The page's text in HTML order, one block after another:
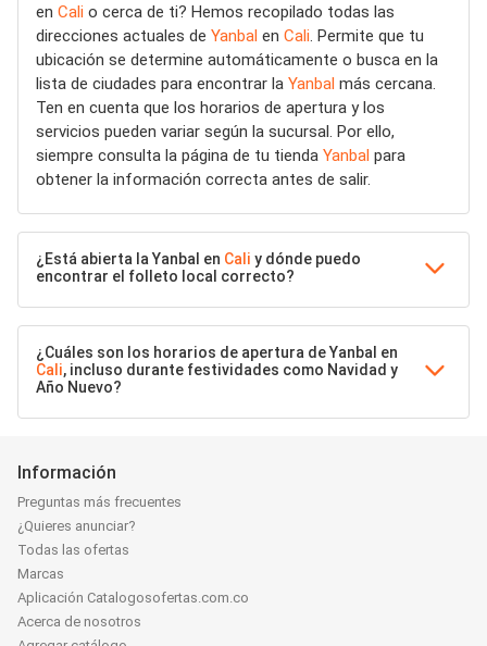
en Cali o cerca de ti? Hemos recopilado todas las
direcciones actuales de Yanbal en Cali. Permite que tu
ubicación se determine automáticamente o busca en la
lista de ciudades para encontrar la Yanbal más cercana.
Ten en cuenta que los horarios de apertura y los
servicios pueden variar según la sucursal. Por ello,
siempre consulta la página de tu tienda Yanbal para
obtener la información correcta antes de salir.
¿Está abierta la Yanbal en Cali y dónde puedo
encontrar el folleto local correcto?
¿Cuáles son los horarios de apertura de Yanbal en
Cali, incluso durante festividades como Navidad y
Año Nuevo?
Información
Preguntas más frecuentes
¿Quieres anunciar?
Todas las ofertas
Marcas
Aplicación Catalogosofertas.com.co
Acerca de nosotros